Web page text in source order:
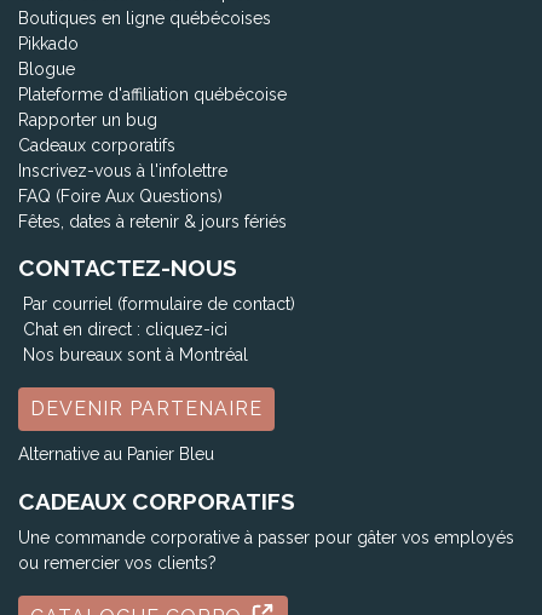
Boutiques en ligne québécoises
Pikkado
Blogue
Plateforme d'affiliation québécoise
Rapporter un bug
Cadeaux corporatifs
Inscrivez-vous à l'infolettre
FAQ (Foire Aux Questions)
Fêtes, dates à retenir & jours fériés
CONTACTEZ-NOUS
Par courriel (formulaire de contact)
Chat en direct : cliquez-ici
Nos bureaux sont à Montréal
DEVENIR PARTENAIRE
Alternative au Panier Bleu
CADEAUX CORPORATIFS
Une commande corporative à passer pour gâter vos employés
ou remercier vos clients?